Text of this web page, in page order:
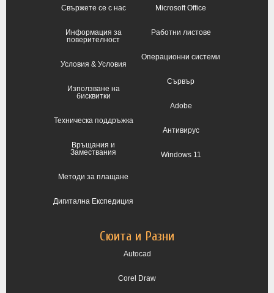
Свържете се с нас
Информация за
поверителност
Условия & Условия
Използване на
бисквитки
Техническа поддръжка
Връщания и
Замествания
Методи за плащане
Дигитална Експедиция
Microsoft Office
Работни листове
Операционни системи
Сървър
Adobe
Антивирус
Windows 11
Сюита и Разни
Autocad
Corel Draw